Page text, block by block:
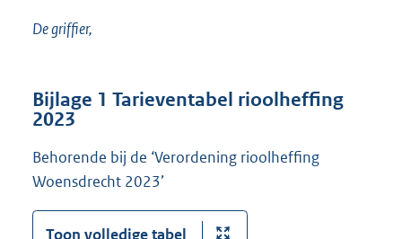
De griffier,
Bijlage 1 Tarieventabel rioolheffing
2023
Behorende bij de ‘Verordening rioolheffing
Woensdrecht 2023’
Toon volledige tabel